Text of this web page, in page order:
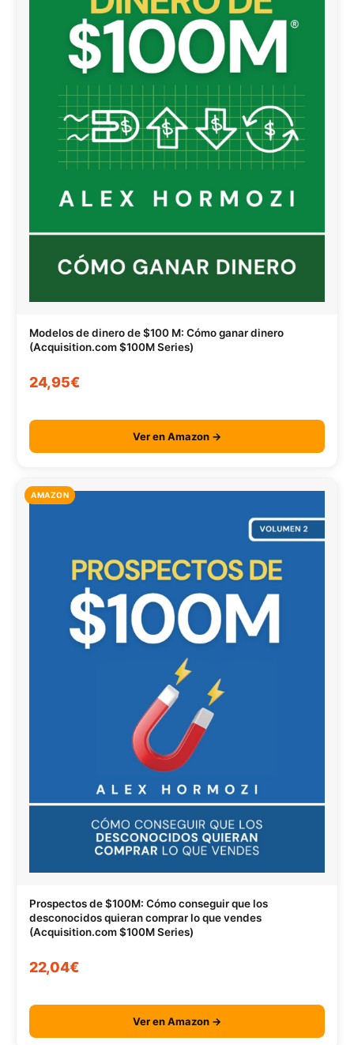
Modelos de dinero de $100 M: Cómo ganar dinero
(Acquisition.com $100M Series)
24,95€
Ver en Amazon →
AMAZON
Prospectos de $100M: Cómo conseguir que los
desconocidos quieran comprar lo que vendes
(Acquisition.com $100M Series)
22,04€
Ver en Amazon →